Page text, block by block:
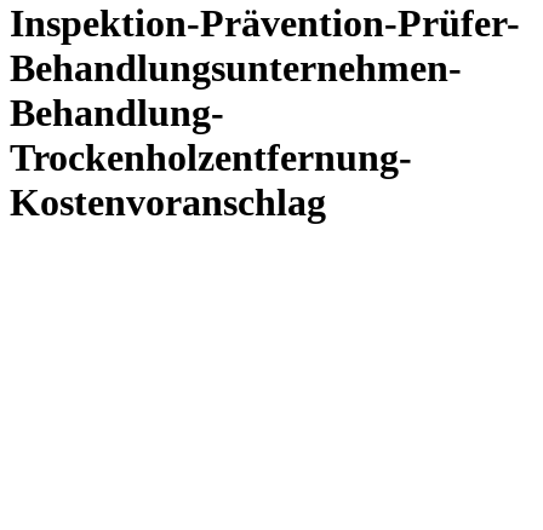
Inspektion-Prävention-Prüfer-
Behandlungsunternehmen-
Behandlung-
Trockenholzentfernung-
Kostenvoranschlag